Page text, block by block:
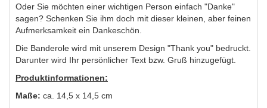
Oder Sie möchten einer wichtigen Person einfach "Danke"
sagen? Schenken Sie ihm doch mit dieser kleinen, aber feinen
Aufmerksamkeit ein Dankeschön.
Die Banderole wird mit unserem Design "Thank you" bedruckt.
Darunter wird Ihr persönlicher Text bzw. Gruß hinzugefügt.
Produktinformationen:
Maße: ca. 14,5 x 14,5 cm